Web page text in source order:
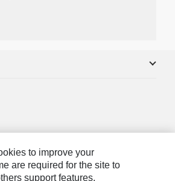
to improve your
are required for the site to
support features,